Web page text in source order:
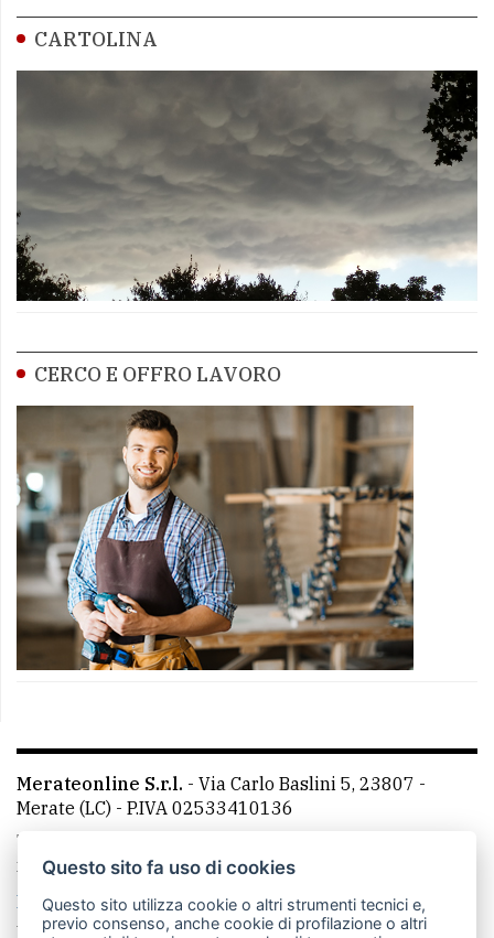
CARTOLINA
CERCO E OFFRO LAVORO
Merateonline S.r.l. - Via Carlo Baslini 5, 23807 -
Merate (LC) - P.IVA 02533410136
Telefono:
mail: redazione@merateonline.it
La redazione
CasateOnline LeccoOnline
RSS
Made by VIP
Questo sito fa uso di cookies
Questo sito utilizza cookie o altri strumenti tecnici e,
previo consenso, anche cookie di profilazione o altri